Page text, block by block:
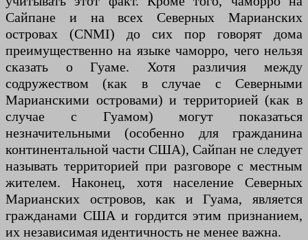
Сайпане и на всех Северных Марианских
островах (CNMI) до сих пор говорят дома
преимущественно на языке чаморро, чего нельзя
сказать о Гуаме. Хотя различия между
содружеством (как в случае с Северными
Марианскими островами) и территорией (как в
случае с Гуамом) могут показаться
незначительными (особенно для гражданина
континентальной части США), Сайпан не следует
называть территорией при разговоре с местным
жителем. Наконец, хотя население Северных
Марианских островов, как и Гуама, является
гражданами США и гордится этим признанием,
их независимая идентичность не менее важна.